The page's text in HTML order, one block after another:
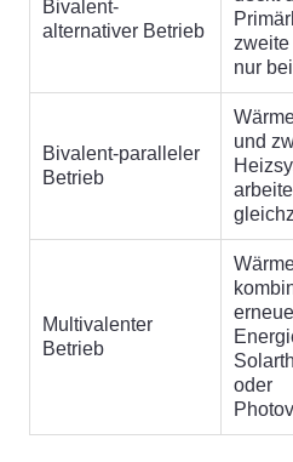
Bivalent-
alternativer Betrieb
nur
Bivalent-paralleler
Betrieb
und
Multivalenter
Betrieb
oder